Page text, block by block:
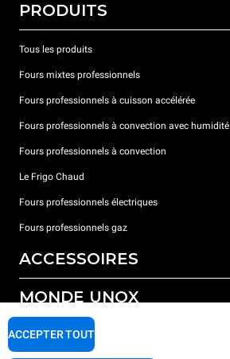
PRODUITS
Tous les produits
Fours mixtes professionnels
Fours professionnels à cuisson accélérée
Fours professionnels à convection avec humidité
Fours professionnels à convection
Le Frigo Chaud
Fours professionnels électriques
Fours professionnels gaz
ACCESSOIRES
Tous les accessoires
Détergents pour lavage automatique
Détergents pour lavage manuel
MONDE UNOX
Nos bureaux dans le monde
SUPPORT
ACCEPTER TOUT